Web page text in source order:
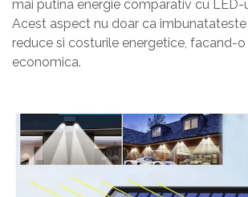
mai putina energie comparativ cu LED-
Acest aspect nu doar ca
reduce si costurile energetice, facand-
economica.